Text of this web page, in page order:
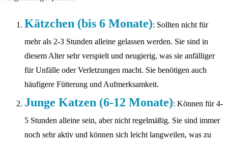
Kätzchen (bis 6 Monate): Sollten nicht für
mehr als 2-3 Stunden alleine gelassen werden. Sie sind in
diesem Alter sehr verspielt und neugierig, was sie anfälliger
für Unfälle oder Verletzungen macht. Sie benötigen auch
häufigere Fütterung und Aufmerksamkeit.
Junge Katzen (6-12 Monate): Können für 4-
5 Stunden alleine sein, aber nicht regelmäßig. Sie sind immer
noch sehr aktiv und können sich leicht langweilen, was zu